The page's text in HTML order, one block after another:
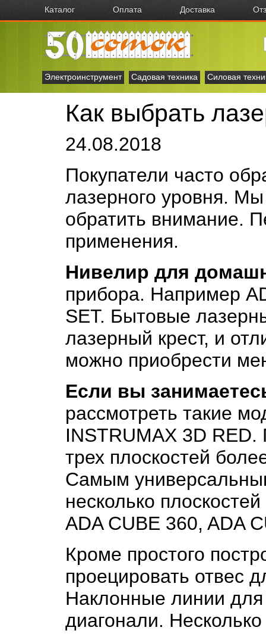
Каталог Оплата Доставка
Электроинструмент Садовая техника Силовая
Как выбрать
24.08.2018
Покупатели часто
лазерного уровня.
обратить внимание.
применения.
Нивелир для
прибора. Например
SET. Бытовые
лазерный крест, и
можно приобрести
Если вы
рассмотреть такие
INSTRUMAX 3D
трех плоскостей
Самым
несколько
ADA CUBE 360, ADA
Кроме простого
проецировать отвес
Наклонные линии для
диагонали.